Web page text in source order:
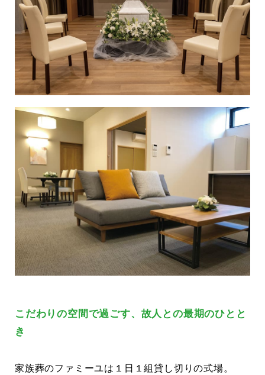
こだわりの空間で過ごす、故人との最期のひとと
き
家族葬のファミーユは１日１組貸し切りの式場。